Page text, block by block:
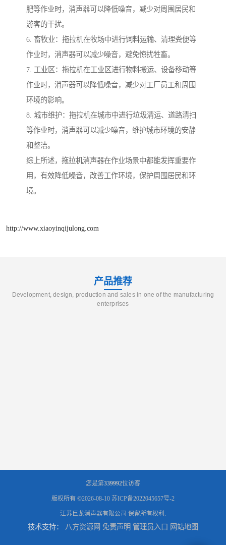
肥等作业时，消声器可以降低噪音，减少对周围居民和
游客的干扰。
6. 畜牧业：拖拉机在牧场中进行饲料运输、清理粪便等
作业时，消声器可以减少噪音，避免惊扰牲畜。
7. 工业区：拖拉机在工业区进行物料搬运、设备移动等
作业时，消声器可以降低噪音，减少对工厂员工和周围
环境的影响。
8. 城市维护：拖拉机在城市中进行垃圾清运、道路清扫
等作业时，消声器可以减少噪音，维护城市环境的安静
和整洁。
综上所述，拖拉机消声器在作业场景中都能发挥重要作
用，有效降低噪音，改善工作环境，保护周围居民和环
境。
http://www.xiaoyinqijulong.com
产品推荐
Development, design, production and sales in one of the manufacturing
enterprises
您是第339992位访客
版权所有 ©2026-08-10 苏ICP备2022045657号-2
江苏巨龙消声器有限公司 保留所有权利.
技术支持： 八方资源网 免责声明 管理员入口 网站地图